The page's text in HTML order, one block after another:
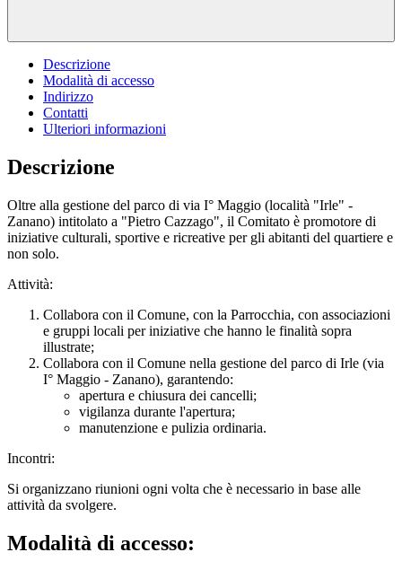
Descrizione
Modalità di accesso
Indirizzo
Contatti
Ulteriori informazioni
Descrizione
Oltre alla gestione del parco di via I° Maggio (località "Irle" -
Zanano) intitolato a "Pietro Cazzago", il Comitato è promotore di
iniziative culturali, sportive e ricreative per gli abitanti del quartiere e
non solo.
Attività:
Collabora con il Comune, con la Parrocchia, con associazioni
e gruppi locali per iniziative che hanno le finalità sopra
illustrate;
Collabora con il Comune nella gestione del parco di Irle (via
I° Maggio - Zanano), garantendo:
apertura e chiusura dei cancelli;
vigilanza durante l'apertura;
manutenzione e pulizia ordinaria.
Incontri:
Si organizzano riunioni ogni volta che è necessario in base alle
attività da svolgere.
Modalità di accesso: